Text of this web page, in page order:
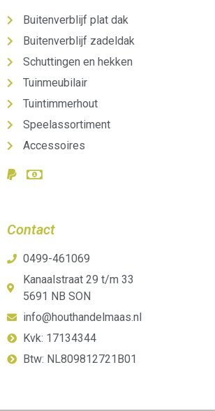
Buitenverblijf plat dak
Buitenverblijf zadeldak
Schuttingen en hekken
Tuinmeubilair
Tuintimmerhout
Speelassortiment
Accessoires
Contact
0499-461069
Kanaalstraat 29 t/m 33
5691 NB SON
info@houthandelmaas.nl
Kvk: 17134344
Btw: NL809812721B01